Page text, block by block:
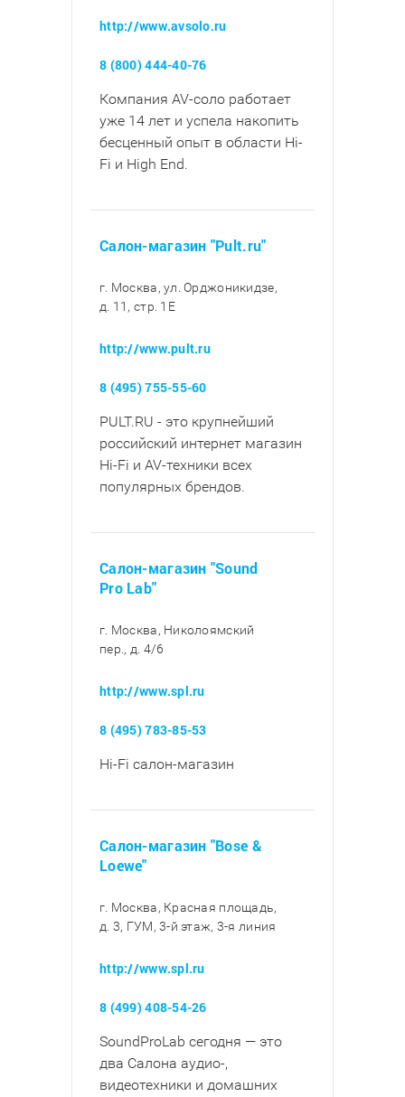
http://www.avsolo.ru
8 (800) 444-40-76
Компания AV-соло работает
уже 14 лет и успела накопить
бесценный опыт в области Hi-
Fi и High End.
Салон-магазин "Pult.ru"
г. Москва, ул. Орджоникидзе,
д. 11, стр. 1E
http://www.pult.ru
8 (495) 755-55-60
PULT.RU - это крупнейший
российский интернет магазин
Hi-Fi и AV-техники всех
популярных брендов.
Салон-магазин "Sound
Pro Lab"
г. Москва, Николоямский
пер., д. 4/6
http://www.spl.ru
8 (495) 783-85-53
Hi-Fi салон-магазин
Салон-магазин "Bose &
Loewe"
г. Москва, Красная площадь,
д. 3, ГУМ, 3-й этаж, 3-я линия
http://www.spl.ru
8 (499) 408-54-26
SoundProLab сегодня — это
два Салона аудио-,
видеотехники и домашних